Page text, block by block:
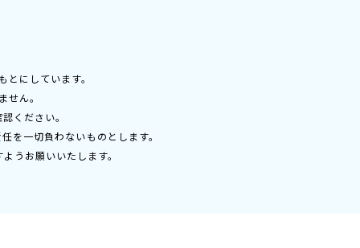
にしています。
ん。
ください。
を一切負わないものとします。
うお願いいたします。